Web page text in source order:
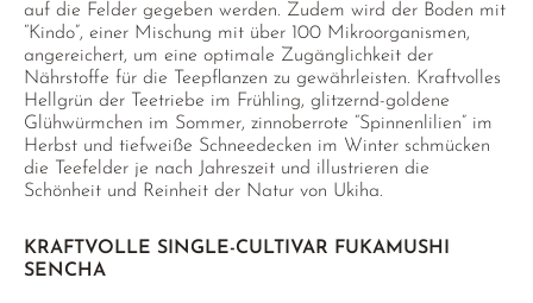
auf die Felder gegeben werden. Zudem wird der Boden mit
“Kindo”, einer Mischung mit über 100 Mikroorganismen,
angereichert, um eine optimale Zugänglichkeit der
Nährstoffe für die Teepflanzen zu gewährleisten. Kraftvolles
Hellgrün der Teetriebe im Frühling, glitzernd-goldene
Glühwürmchen im Sommer, zinnoberrote “Spinnenlilien” im
Herbst und tiefweiße Schneedecken im Winter schmücken
die Teefelder je nach Jahreszeit und illustrieren die
Schönheit und Reinheit der Natur von Ukiha.
KRAFTVOLLE SINGLE-CULTIVAR FUKAMUSHI
SENCHA